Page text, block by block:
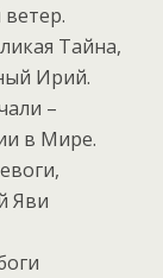
Тайна,
Ирий.
–
в Мире.
Яви